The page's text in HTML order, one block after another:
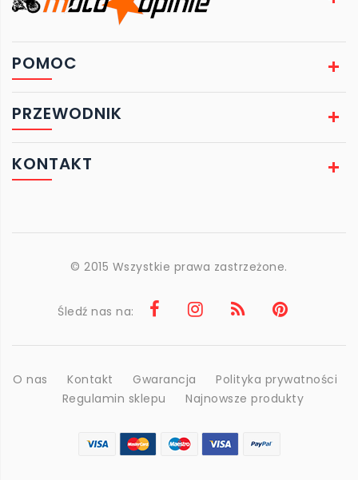
POMOC
PRZEWODNIK
KONTAKT
© 2015 Wszystkie prawa zastrzeżone.
Śledź nas na:
O nas Kontakt Gwarancja
Polityka prywatności
Regulamin sklepu
Najnowsze produkty